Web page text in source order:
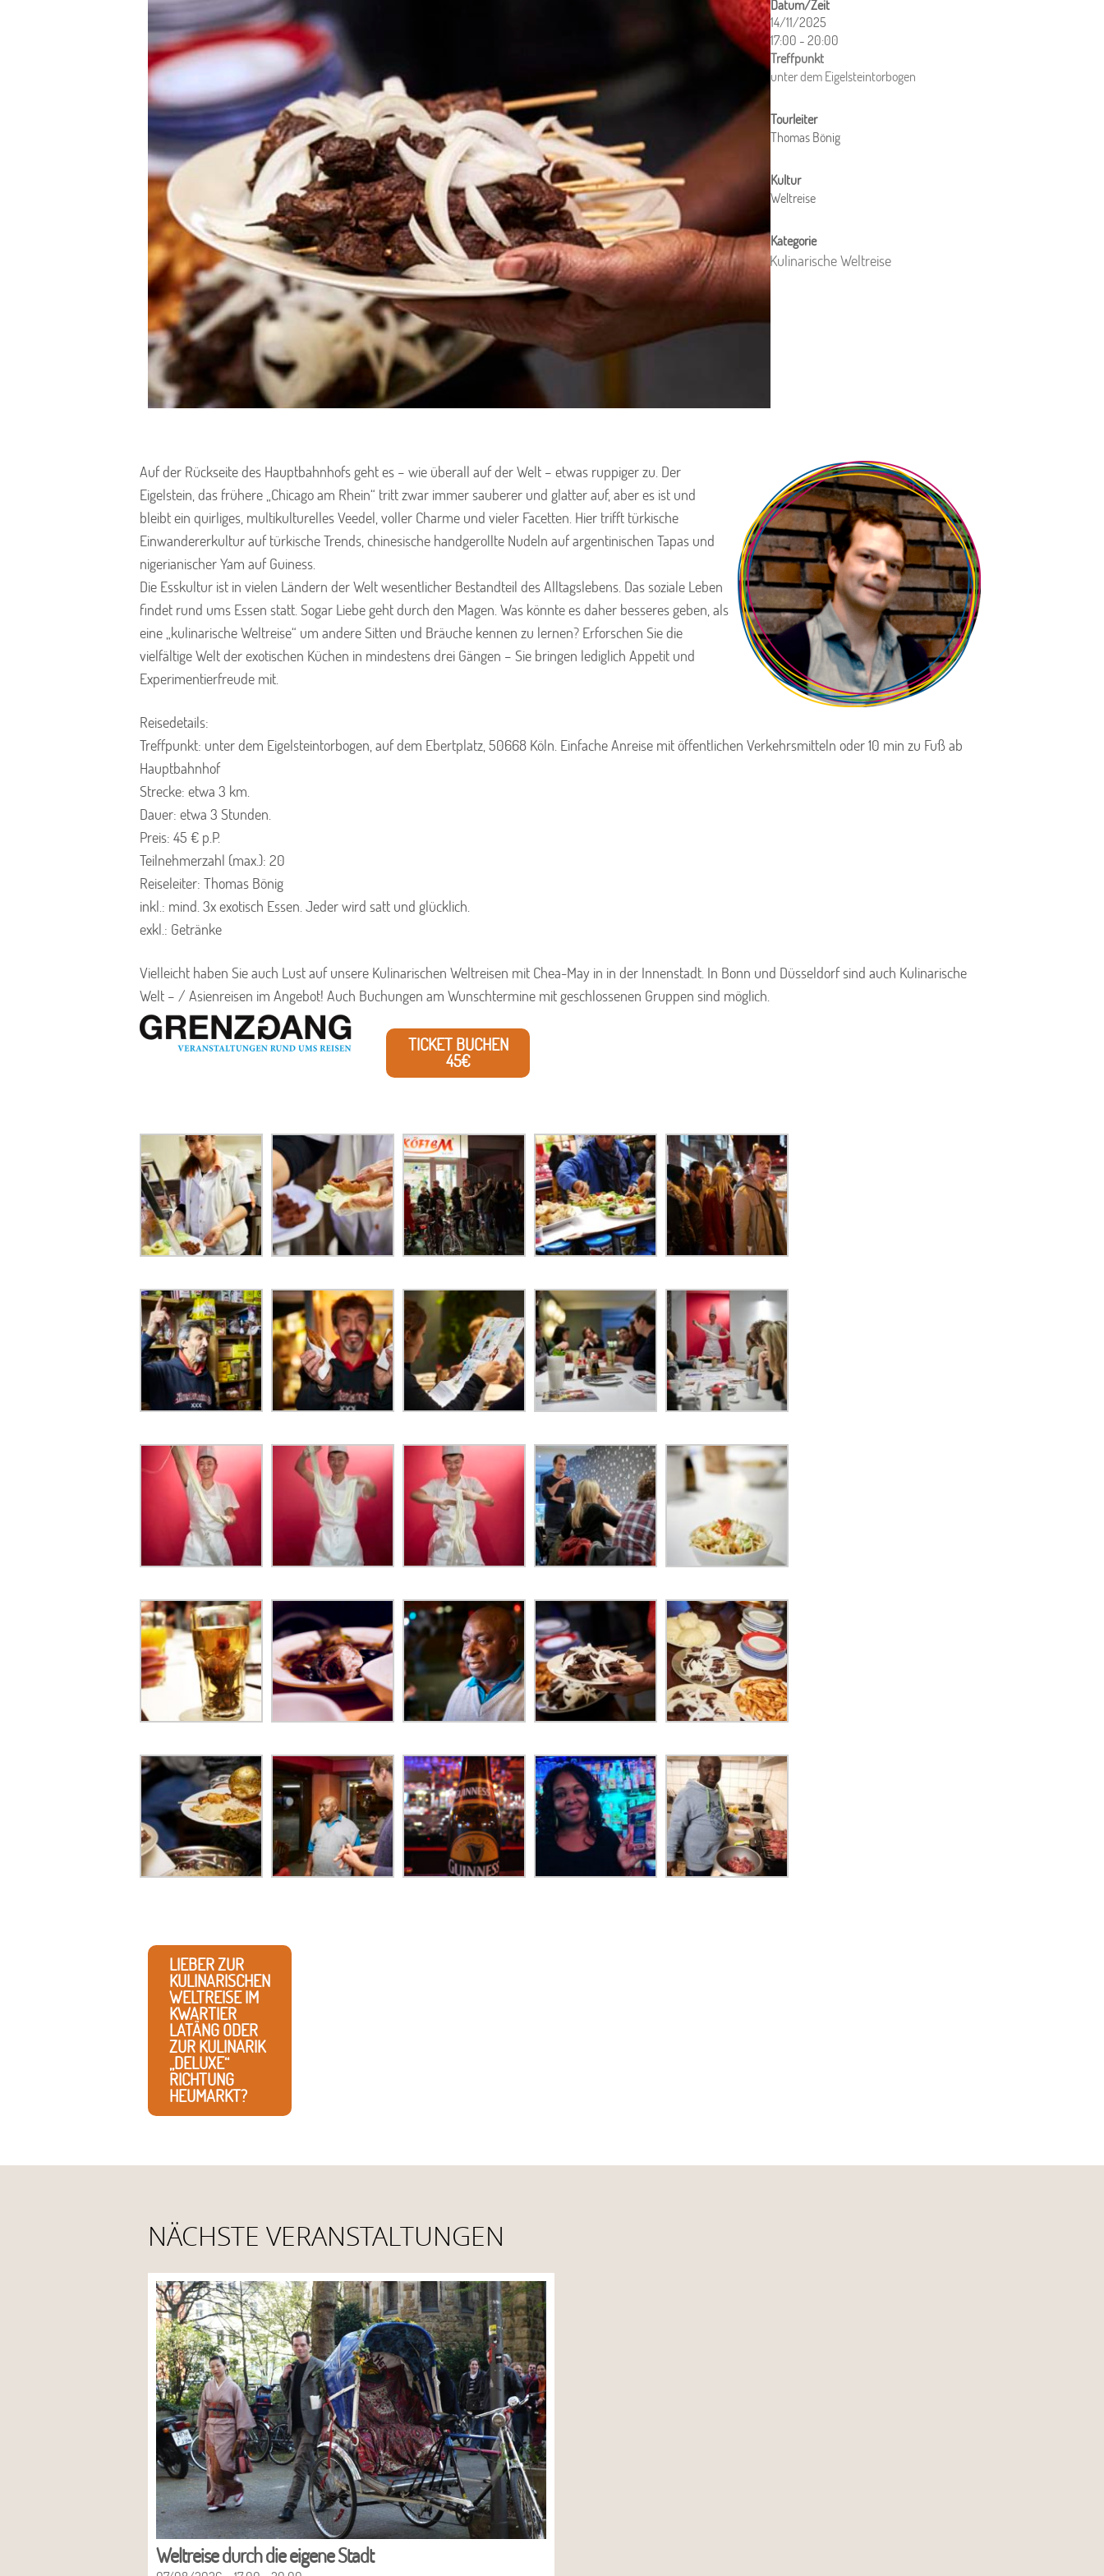
14/11/2025
17:00 - 20:00
ICS herunterladen
unter dem Eigelsteintorbogen
Thomas Bönig
Weltreise
Kulinarische Weltreise
Auf der Rückseite des Hauptbahnhofs geht es – wie überall auf der Welt – etwas ruppiger zu. Der
Eigelstein, das frühere „Chicago am Rhein“ tritt zwar immer sauberer und glatter auf, aber es ist und
bleibt ein quirliges, multikulturelles Veedel, voller Charme und vieler Facetten. Hier trifft türkische
Einwandererkultur auf türkische Trends, chinesische handgerollte Nudeln auf argentinischen Tapas und
nigerianischer Yam auf Guiness.
Die Esskultur ist in vielen Ländern der Welt wesentlicher Bestandteil des Alltagslebens. Das soziale Leben
findet rund ums Essen statt. Sogar Liebe geht durch den Magen. Was könnte es daher besseres geben, als
eine „kulinarische Weltreise“ um andere Sitten und Bräuche kennen zu lernen? Erforschen Sie die
vielfältige Welt der exotischen Küchen in mindestens drei Gängen – Sie bringen lediglich Appetit und
Experimentierfreude mit.
Reisedetails:
Treffpunkt: unter dem Eigelsteintorbogen, auf dem Ebertplatz, 50668 Köln. Einfache Anreise mit öffentlichen Verkehrsmitteln oder 10 min zu Fuß ab
Hauptbahnhof
Strecke: etwa 3 km.
Dauer: etwa 3 Stunden.
Preis: 45 € p.P.
Teilnehmerzahl (max.): 20
Reiseleiter: Thomas Bönig
inkl.: mind. 3x exotisch Essen. Jeder wird satt und glücklich.
exkl.: Getränke
Vielleicht haben Sie auch Lust auf unsere Kulinarischen Weltreisen mit Chea-May in in der Innenstadt. In Bonn und Düsseldorf sind auch Kulinarische
Welt – / Asienreisen im Angebot! Auch Buchungen am Wunschtermine mit geschlossenen Gruppen sind möglich.
TICKET BUCHEN
45€
LIEBER ZUR
KULINARISCHEN
WELTREISE IM
KWARTIER
LATÄNG ODER
ZUR KULINARIK
„DELUXE“
RICHTUNG
HEUMARKT?
NÄCHSTE VERANSTALTUNGEN
Weltreise durch die eigene Stadt